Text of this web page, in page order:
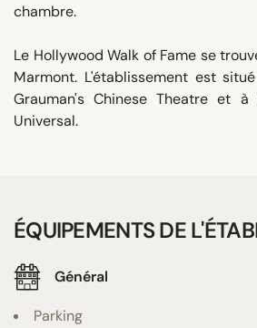
chambre.
Le Hollywood Walk of Fame se
Marmont. L'établissement est
Grauman's Chinese Theatre et
Universal.
ÉQUIPEMENTS DE
Général
Parking